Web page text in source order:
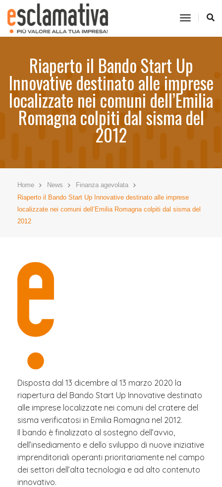
toggle
Riaperto il Bando Start Up
Innovative destinato alle imprese
localizzate nei comuni dell’Emilia
Romagna colpiti dal sisma del
2012
Home News
Finanza agevolata
Riaperto il Bando Start Up Innovative destinato alle imprese
localizzate nei comuni dell’Emilia Romagna colpiti dal sisma del
2012
Disposta dal 13 dicembre al 13 marzo 2020 la
riapertura del Bando Start Up Innovative destinato
alle imprese localizzate nei comuni del cratere del
sisma verificatosi in Emilia Romagna nel 2012.
Il bando è finalizzato al sostegno dell’avvio,
dell’insediamento e dello sviluppo di nuove iniziative
imprenditoriali operanti prioritariamente nel campo
dei settori dell’alta tecnologia e ad alto contenuto
innovativo.